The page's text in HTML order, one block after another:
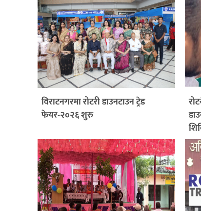
विराटनगरमा रोटरी डाउनटाउन ट्रेड
फेयर-२०२६ शुरु